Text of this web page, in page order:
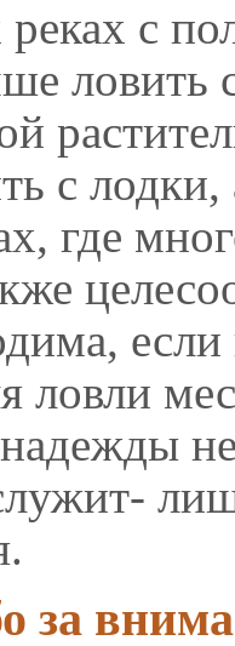
с
ловить
с
где
ловли
за